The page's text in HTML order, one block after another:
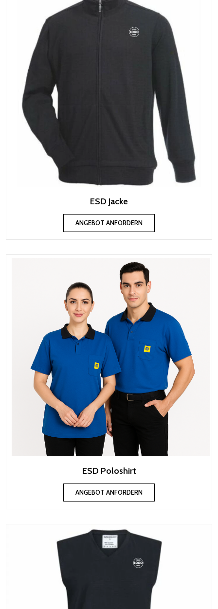
ESD Jacke
ANGEBOT ANFORDERN
ESD Poloshirt
ANGEBOT ANFORDERN